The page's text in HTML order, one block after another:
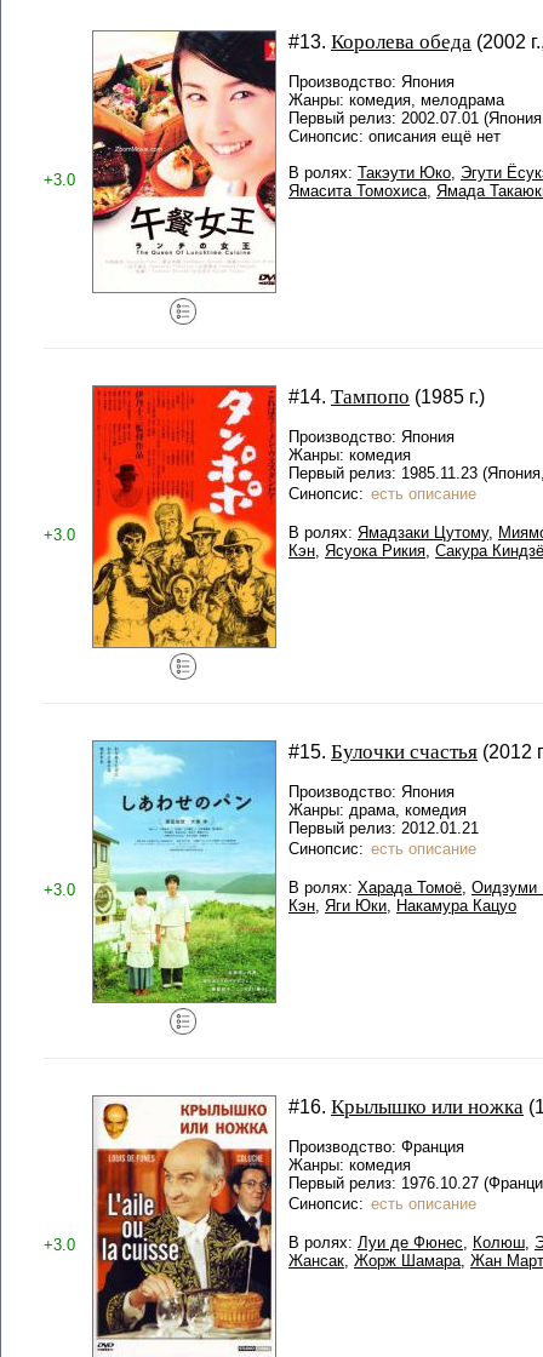
+3.0
#13. Королева обеда (2002
Производство: Япония
Жанры: комедия, мелодрама
Первый релиз: 2002.07.01
Синопсис: описания ещё нет
В ролях: Такэути Юко, Эгути
Ямасита Томохиса, Ямада
+3.0
#14. Тампопо (1985 г.)
Производство: Япония
Жанры: комедия
Первый релиз: 1985.11.23
Синопсис: есть описание
В ролях: Ямадзаки Цутому,
Кэн, Ясуока Рикия, Сакура Киндзё
+3.0
#15. Булочки счастья (2012
Производство: Япония
Жанры: драма, комедия
Первый релиз: 2012.01.21
Синопсис: есть описание
В ролях: Харада Томоё, Оидзуми
Кэн, Яги Юки, Накамура Кацуо
+3.0
#16. Крылышко или ножка
Производство: Франция
Жанры: комедия
Первый релиз: 1976.10.27
Синопсис: есть описание
В ролях: Луи де Фюнес, Колюш,
Жансак, Жорж Шамара, Жан